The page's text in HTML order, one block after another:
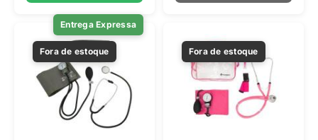
Entrega Expressa
Fora de estoque Fora de estoque